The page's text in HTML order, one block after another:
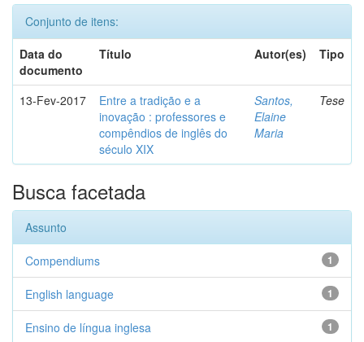
Conjunto de itens:
Data do
documento
Título Autor(es) Tipo
13-Fev-2017
Entre a tradição e a
inovação : professores e
compêndios de inglês do
século XIX
Santos,
Elaine
Maria
Tese
Busca facetada
Assunto
1
Compendiums
1
English language
1
Ensino de língua inglesa